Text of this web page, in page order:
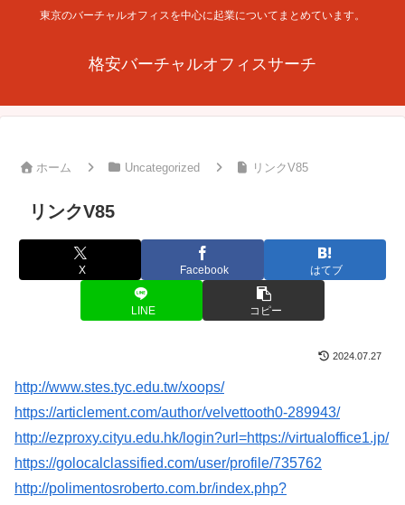
東京のバーチャルオフィスを中心に起業についてまとめています。
格安バーチャルオフィスサーチ
ホーム Uncategorized リンクV85
リンクV85
X Facebook はてブ
LINE コピー
2024.07.27
http://www.stes.tyc.edu.tw/xoops/
https://articlement.com/author/velvettooth0-289943/
http://ezproxy.cityu.edu.hk/login?url=https://virtualoffice1.jp/
https://golocalclassified.com/user/profile/735762
http://polimentosroberto.com.br/index.php?